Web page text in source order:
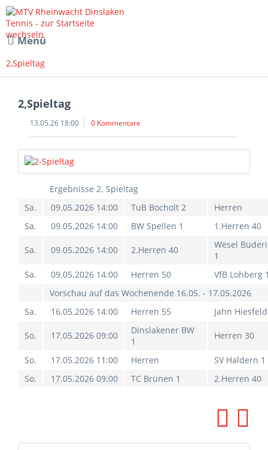
Menü
2,Spieltag
2,Spieltag
13.05.26 18:00 0 Kommentare
Ergebnisse 2. Spieltag
Sa.
09.05.2026 14:00 TuB Bocholt 2
Herren
Sa.
09.05.2026 14:00 BW Spellen 1 1.Herren 40
Sa. 09.05.2026 14:00 2.Herren 40
Wesel
1
Sa.
09.05.2026 14:00 Herren 50
VfB Lohberg
Vorschau auf das Wochenende 16.05. - 17.05.2026
Sa.
16.05.2026 14:00 Herren 55 Jahn
So. 17.05.2026 09:00
Dinslakener BW
1
Herren 30
So. 17.05.2026 11:00 Herren
SV Haldern 1
So.
17.05.2026 09:00 TC Brünen 1 2.Herren 40